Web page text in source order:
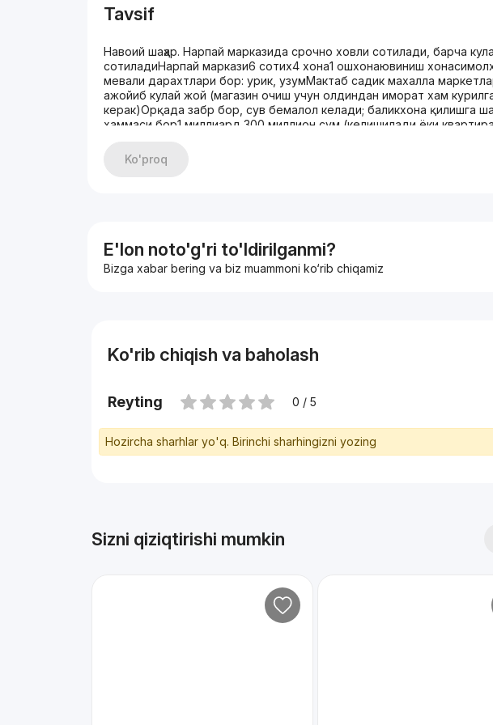
Tavsif
Навоий шаҳар. Нарпай марказида срочно ховли сотилади, барча
сотиладиНарпай маркази6 сотих4 хона1 ошхонаювиниш
мевали дарахтлари бор: урик, узумМактаб садик махалла
ажойиб кулай жой (магазин очиш учун олдиндан иморат хам
керак)Орқада забр бор, сув бемалол келади; баликхона қилишга
хаммаси бор1 миллиард 300 миллион сум (келишилади ёки
Ko'proq
E'lon noto'g'ri to'ldirilganmi?
Bizga xabar bering va biz muammoni ko‘rib chiqamiz
Ko'rib chiqish va baholash
Reyting 0 / 5
Hozircha sharhlar yo'q. Birinchi sharhingizni yozing
Sizni qiziqtirishi mumkin